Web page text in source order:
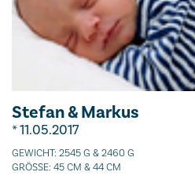
Stefan & Markus
* 11.05.2017
GEWICHT: 2545 G & 2460 G
GRÖSSE: 45 CM & 44 CM